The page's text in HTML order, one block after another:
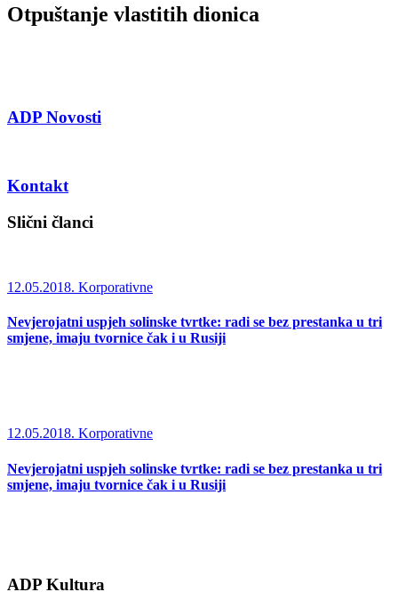
Otpuštanje vlastitih dionica
ADP Novosti
Kontakt
Slični članci
12.05.2018. Korporativne
Nevjerojatni uspjeh solinske tvrtke: radi se bez prestanka u tri
smjene, imaju tvornice čak i u Rusiji
12.05.2018. Korporativne
Nevjerojatni uspjeh solinske tvrtke: radi se bez prestanka u tri
smjene, imaju tvornice čak i u Rusiji
ADP Kultura